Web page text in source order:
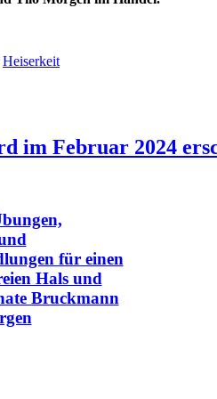
Heiserkeit
im Februar 2024